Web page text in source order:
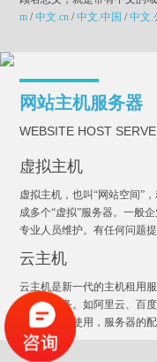
m /中文.cn /中文.中国 /中文.
网站主机服务器
WEBSITE HOST
虚拟主机
虚拟主机，也叫“网站空间”
成多个“虚拟”服务器。一般
专业人员维护。有任何问题提
云主机
云主机是新一代的主机租用
机租用服务。如阿里云、百
和网络正常使用，服务器的